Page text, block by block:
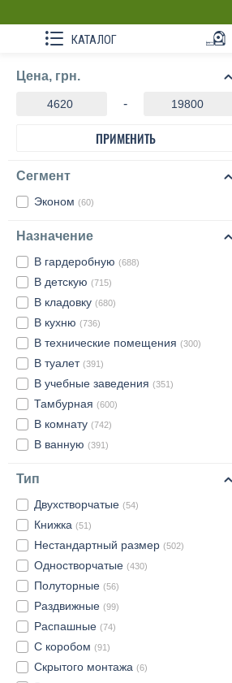
КАТАЛОГ
Цена, грн.
-
ПРИМЕНИТЬ
Сегмент
Эконом (60)
Назначение
В гардеробную (688)
В детскую (715)
В кладовку (680)
В кухню (736)
В технические помещения (300)
В туалет (391)
В учебные заведения (351)
Тамбурная (600)
В комнату (742)
В ванную (391)
Тип
Двухстворчатые (54)
Книжка (51)
Нестандартный размер (502)
Одностворчатые (430)
Полуторные (56)
Раздвижные (99)
Распашные (74)
С коробом (91)
Скрытого монтажа (6)